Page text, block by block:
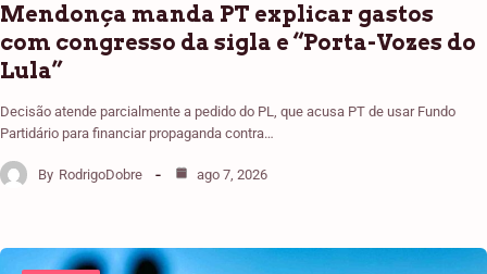
Mendonça manda PT explicar gastos
com congresso da sigla e “Porta-Vozes do
Lula”
Decisão atende parcialmente a pedido do PL, que acusa PT de usar Fundo
Partidário para financiar propaganda contra…
By RodrigoDobre ago 7, 2026